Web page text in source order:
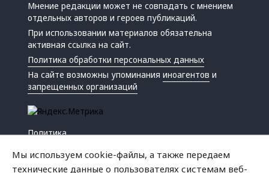
Мнение редакции может не совпадать с мнением
отдельных авторов и героев публикаций.
При использовании материалов обязательна
активная ссылка на сайт.
Политика обработки персональных данных
На сайте возможны упоминанияиноагентов и
запрещенных организаций
Политика
Мы используем cookie-файлы, а также передаем
технические данные о пользователях системам веб-